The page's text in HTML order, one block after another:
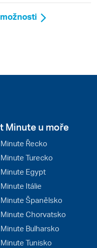
Minute u moře
Řecko
Turecko
Egypt
Itálie
Španělsko
Chorvatsko
Bulharsko
Tunisko